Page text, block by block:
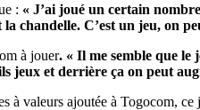
: « J’ai joué un certain
chandelle. C’est un jeu, on
à jouer. « Il me semble que le
jeux et derrière ça on peut
à valeurs ajoutée à Togocom,